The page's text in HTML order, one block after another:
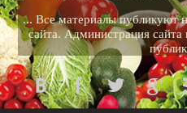
... Все материалы публикуют
сайта. Администрация сайта